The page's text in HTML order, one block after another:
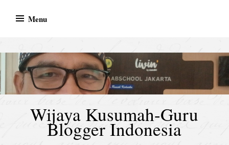
Menu
Wijaya Kusumah-Guru
Blogger Indonesia